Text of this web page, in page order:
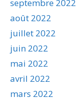
septembre 2022
août 2022
juillet 2022
juin 2022
mai 2022
avril 2022
mars 2022